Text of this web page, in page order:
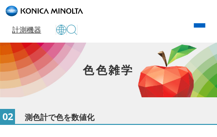
計測機器
色色雑学
02 測色計で色を数値化